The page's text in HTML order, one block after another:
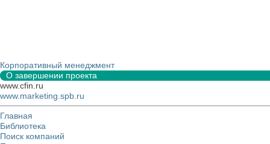
Корпоративный менеджмент
О завершении проекта
www.cfin.ru
www.marketing.spb.ru
Главная
Библиотека
Поиск компаний